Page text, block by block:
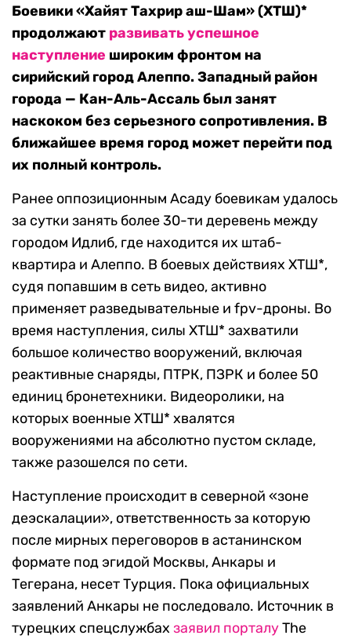
Боевики «Хайят Тахрир аш-Шам» (ХТШ)*
продолжают развивать успешное
наступление широким фронтом на
сирийский город Алеппо. Западный район
города — Кан-Аль-Ассаль был занят
наскоком без серьезного сопротивления. В
ближайшее время город может перейти под
их полный контроль.
Ранее оппозиционным Асаду боевикам удалось
за сутки занять более 30-ти деревень между
городом Идлиб, где находится их штаб-
квартира и Алеппо. В боевых действиях ХТШ*,
судя попавшим в сеть видео, активно
применяет разведывательные и fpv-дроны. Во
время наступления, силы ХТШ* захватили
большое количество вооружений, включая
реактивные снаряды, ПТРК, ПЗРК и более 50
единиц бронетехники. Видеоролики, на
которых военные ХТШ* хвалятся
вооружениями на абсолютно пустом складе,
также разошелся по сети.
Наступление происходит в северной «зоне
деэскалации», ответственность за которую
после мирных переговоров в астанинском
формате под эгидой Москвы, Анкары и
Тегерана, несет Турция. Пока официальных
заявлений Анкары не последовало. Источник в
турецких спецслужбах заявил порталуThe